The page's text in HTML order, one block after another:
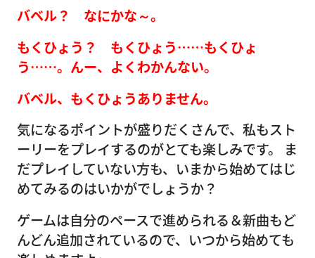
バベル？ なにかな～。
もくひょう？ もくひょう……もくひょ
う……。んー、よくわかんない。
バベル、もくひょうありません。
気になるポイントが盛りだくさんで、私もスト
ーリーをプレイするのがとても楽しみです。 ま
だプレイしていない方も、いまから始めてはじ
めてみるのはいかがでしょうか？
ゲームは自分のペースで進められる＆新曲もど
んどん追加されているので、いつから始めても